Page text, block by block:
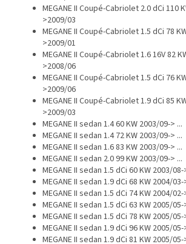
MEGANE II Coupé-Cabriolet 2.0 dCi 110
>2009/03
MEGANE II Coupé-Cabriolet 1.5 dCi 78
>2009/01
MEGANE II Coupé-Cabriolet 1.6 16V 82
>2008/06
MEGANE II Coupé-Cabriolet 1.5 dCi 76
>2009/06
MEGANE II Coupé-Cabriolet 1.9 dCi 85
>2009/03
MEGANE II sedan 1.4 60 KW 2003/09-> ...
MEGANE II sedan 1.4 72 KW 2003/09-> ...
MEGANE II sedan 1.6 83 KW 2003/09-> ...
MEGANE II sedan 2.0 99 KW 2003/09-> ...
MEGANE II sedan 1.5 dCi 60 KW 2003/
MEGANE II sedan 1.9 dCi 68 KW 2004/03-
MEGANE II sedan 1.5 dCi 74 KW 2004/
MEGANE II sedan 1.5 dCi 63 KW 2005/
MEGANE II sedan 1.5 dCi 78 KW 2005/
MEGANE II sedan 1.9 dCi 96 KW 2005/05-
MEGANE II sedan 1.9 dCi 81 KW 2005/05-